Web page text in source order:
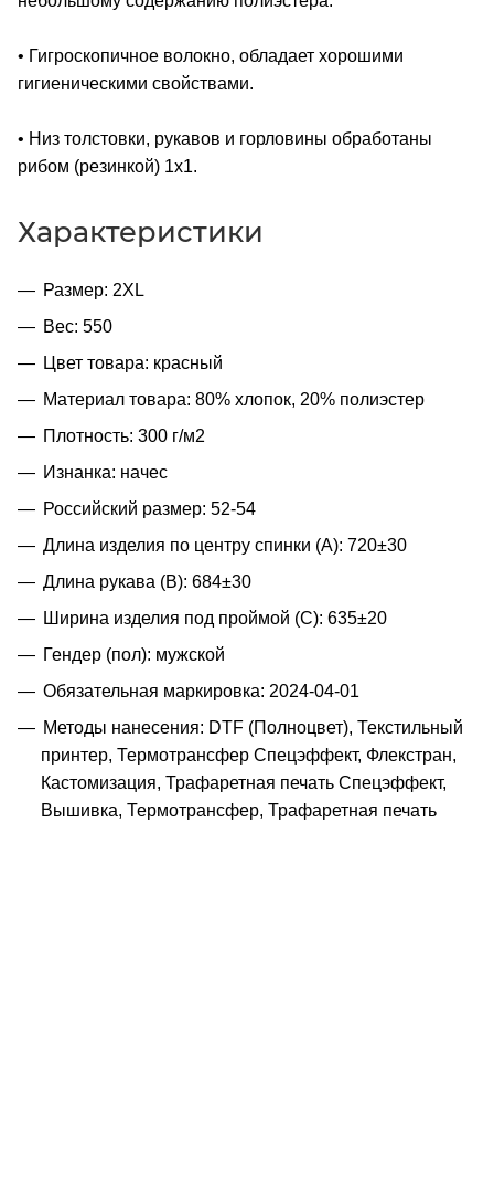
• Гигроскопичное волокно, обладает хорошими
гигиеническими свойствами.
• Низ толстовки, рукавов и горловины обработаны
рибом (резинкой) 1x1.
Характеристики
Размер: 2XL
Вес: 550
Цвет товара: красный
Материал товара: 80% хлопок, 20% полиэстер
Плотность: 300 г/м2
Изнанка: начес
Российский размер: 52-54
Длина изделия по центру спинки (A): 720±30
Длина рукава (B): 684±30
Ширина изделия под проймой (С): 635±20
Гендер (пол): мужской
Обязательная маркировка: 2024-04-01
Методы нанесения: DTF (Полноцвет), Текстильный
принтер, Термотрансфер Спецэффект, Флекстран,
Кастомизация, Трафаретная печать Спецэффект,
Вышивка, Термотрансфер, Трафаретная печать